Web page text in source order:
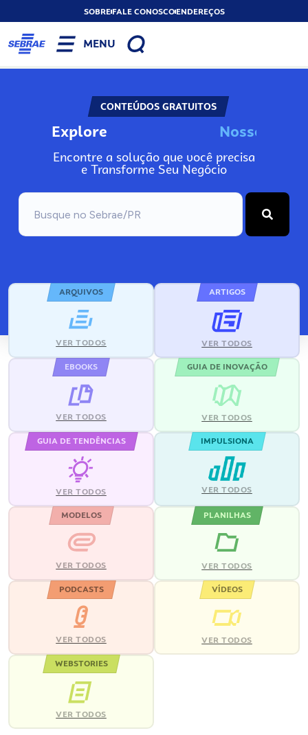
SOBREFALE CONOSCOENDEREÇOS
MENU
CONTEÚDOS GRATUITOS
Explore Nosso
Encontre a solução que você precisa
e Transforme Seu Negócio
ARQUIVOS
VER TODOS
ARTIGOS
VER TODOS
EBOOKS
VER TODOS
GUIA DE INOVAÇÃO
VER TODOS
GUIA DE TENDÊNCIAS
VER TODOS
IMPULSIONA
VER TODOS
MODELOS
VER TODOS
PLANILHAS
VER TODOS
PODCASTS
VER TODOS
VÍDEOS
VER TODOS
WEBSTORIES
VER TODOS